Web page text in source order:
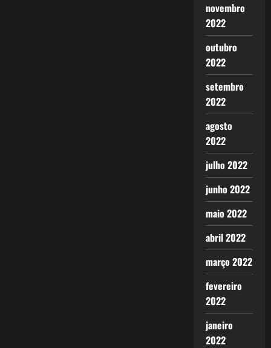
novembro
2022
outubro
2022
setembro
2022
agosto
2022
julho 2022
junho 2022
maio 2022
abril 2022
março 2022
fevereiro
2022
janeiro
2022